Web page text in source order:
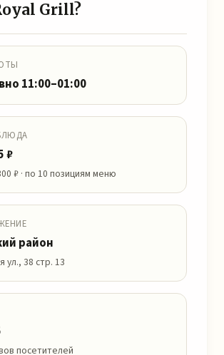
Grill?
11:00–01:00
₽
₽ · по 10 позициям меню
район
ул., 38 стр. 13
посетителей